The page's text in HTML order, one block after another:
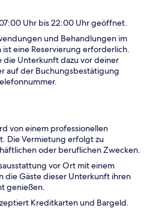
Uhr bis 22:00 Uhr geöffnet.
und Behandlungen im
ist eine Reservierung erforderlich.
die Unterkunft dazu vor deiner
auf der Buchungsbestätigung
von einem professionellen
Die Vermietung erfolgt zu
oder beruflichen Zwecken.
vor Ort mit einem
die Gäste dieser Unterkunft ihren
genießen.
Kreditkarten und Bargeld.